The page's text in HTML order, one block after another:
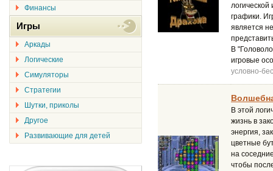
графики.
является
В
игровые
условно-
В этой
жизнь в
энергия,
цветные
на
чтобы
Финансы
Игры
Аркады
Логические
Симуляторы
Стратегии
Шутки, приколы
Другое
Развивающие для детей